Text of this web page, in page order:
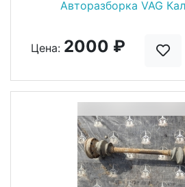
Авторазборка VAG
Цена: 2000 ₽